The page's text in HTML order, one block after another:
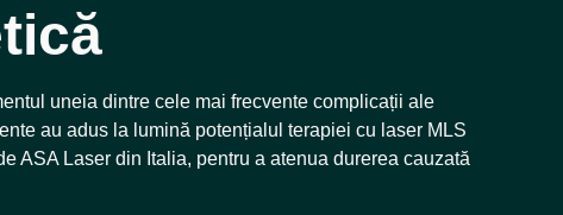
uneia dintre cele mai frecvente complicații ale
au adus la lumină potențialul terapiei cu laser MLS
ASA Laser din Italia, pentru a atenua durerea cauzată